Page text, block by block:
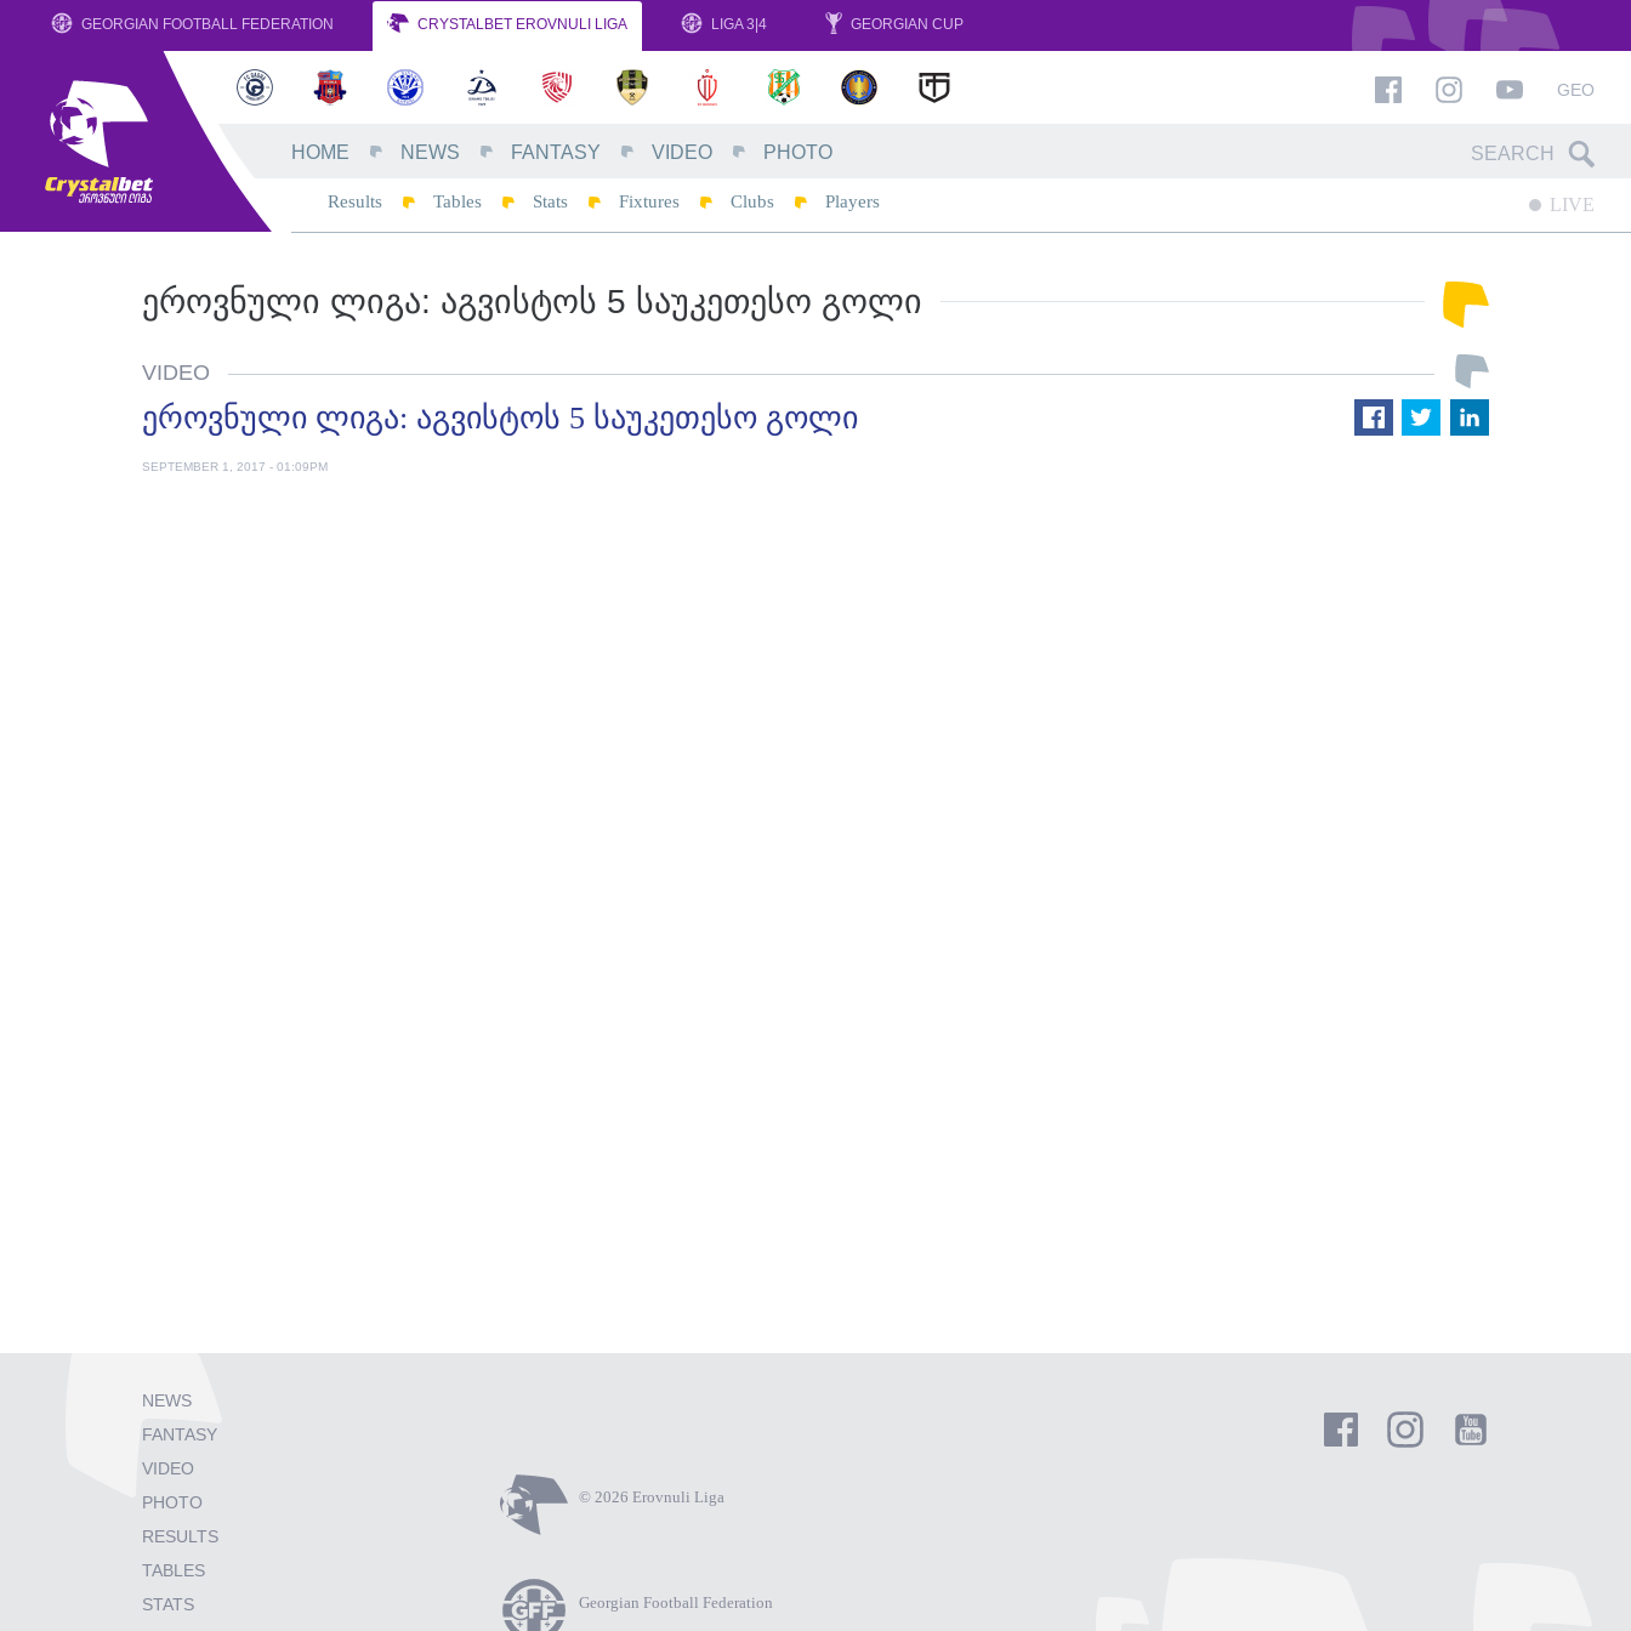
GEORGIAN FOOTBALL FEDERATION CRYSTALBET EROVNULI LIGA LIGA 3|4 GEORGIAN CUP
GEO
HOME NEWS FANTASY VIDEO PHOTO
Results Tables Stats Fixtures Clubs Players LIVE
ᲔᲠᲝᲕᲜᲣᲚᲘ ᲚᲘᲒᲐ: ᲐᲒᲕᲘᲡᲢᲝᲡ 5 ᲡᲐᲣᲙᲔᲗᲔᲡᲝ ᲒᲝᲚᲘ
VIDEO
ეროვნული ლიგა: აგვისტოს 5 საუკეთესო გოლი
SEPTEMBER 1, 2017 - 01:09PM
NEWS
FANTASY
VIDEO
PHOTO
RESULTS
TABLES
STATS
© 2026 Erovnuli Liga
Georgian Football Federation